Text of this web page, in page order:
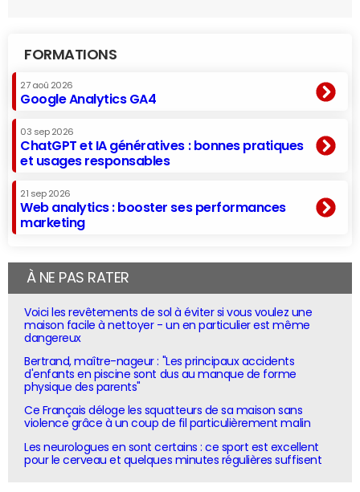
FORMATIONS
27 aoû 2026
Google Analytics GA4
03 sep 2026
ChatGPT et IA génératives : bonnes pratiques
et usages responsables
21 sep 2026
Web analytics : booster ses performances
marketing
À NE PAS RATER
Voici les revêtements de sol à éviter si vous voulez une
maison facile à nettoyer - un en particulier est même
dangereux
Bertrand, maître-nageur : "Les principaux accidents
d'enfants en piscine sont dus au manque de forme
physique des parents"
Ce Français déloge les squatteurs de sa maison sans
violence grâce à un coup de fil particulièrement malin
Les neurologues en sont certains : ce sport est excellent
pour le cerveau et quelques minutes régulières suffisent